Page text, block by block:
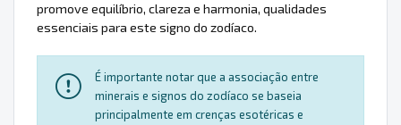
promove equilíbrio, clareza e harmonia, qualidades
essenciais para este signo do zodíaco.
É importante notar que a associação entre
minerais e signos do zodíaco se baseia
principalmente em crenças esotéricas e